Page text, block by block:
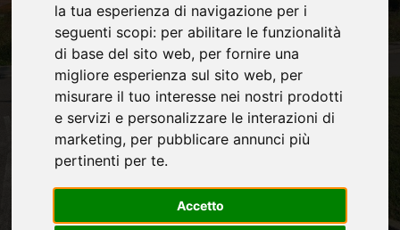
la tua esperienza di navigazione per i
seguenti scopi: per abilitare le funzionalità
di base del sito web, per fornire una
migliore esperienza sul sito web, per
misurare il tuo interesse nei nostri prodotti
e servizi e personalizzare le interazioni di
marketing, per pubblicare annunci più
pertinenti per te.
Accetto